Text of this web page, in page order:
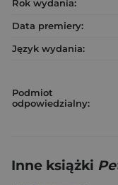
Rok wydania:
Data premiery:
Język wydania:
Podmiot
odpowiedzialny:
Inne książki